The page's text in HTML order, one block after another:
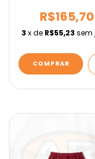
R$165,70
3 x de R$55,23 sem
COMPRAR